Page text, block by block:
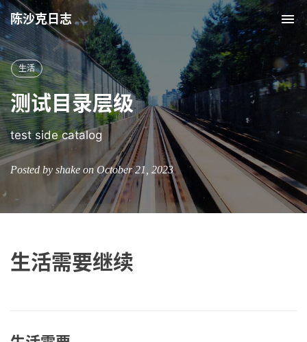
陈沙克日志
生活
测试目录层级
test side catalog
Posted by shake on October 21, 2023
生活需要继续